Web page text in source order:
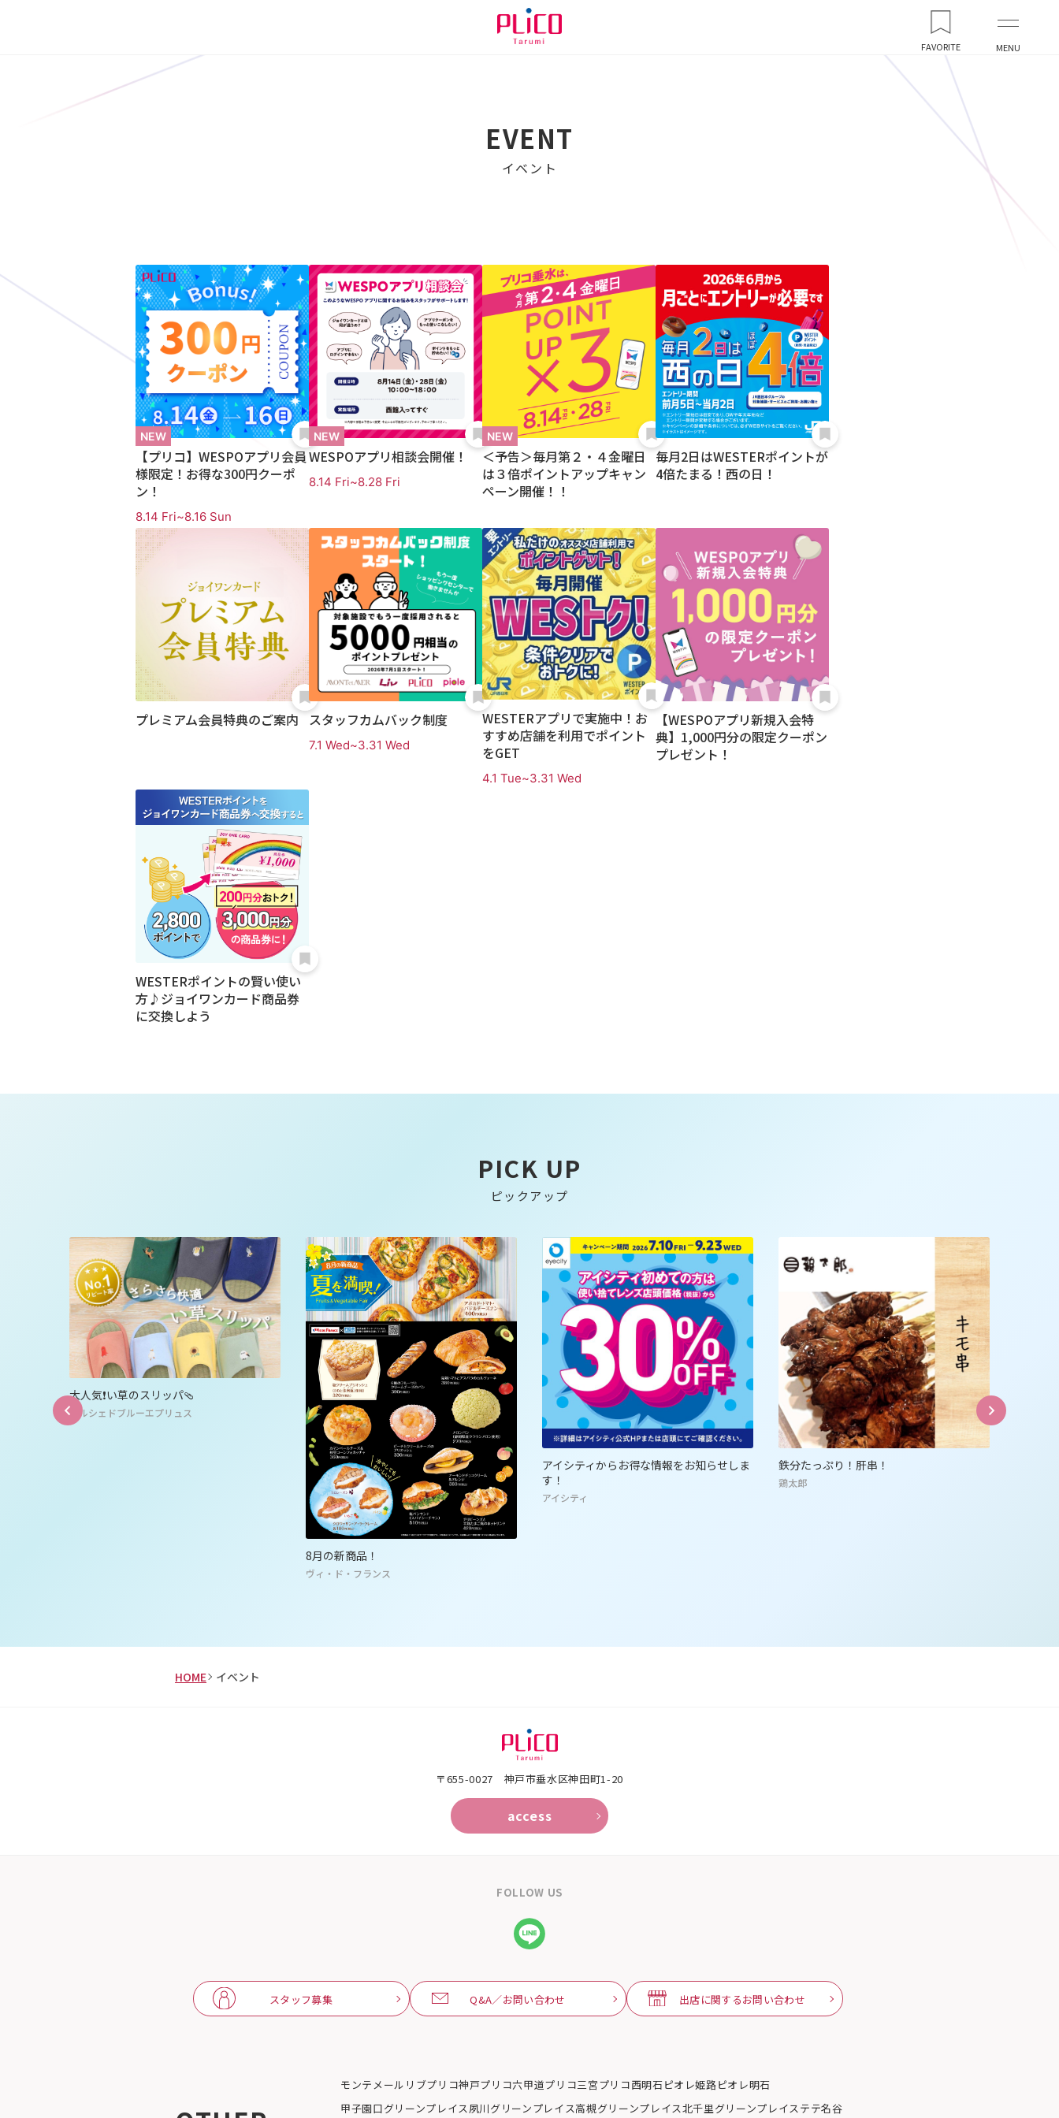
FAVORITE MENU
EVENT
イベント
【プリコ】WESPOアプリ会員
様限定！お得な300円クーポ
ン！
8.14 Fri~8.16 Sun
WESPOアプリ相談会開催！
8.14 Fri~8.28 Fri
＜予告＞毎月第２・４金曜日
は３倍ポイントアップキャン
ペーン開催！！
毎月2日はWESTERポイントが
4倍たまる！西の日！
プレミアム会員特典のご案内 スタッフカムバック制度
7.1 Wed~3.31 Wed
WESTERアプリで実施中！お
すすめ店舗を利用でポイント
をGET
4.1 Tue~3.31 Wed
【WESPOアプリ新規入会特
典】1,000円分の限定クーポン
プレゼント！
WESTERポイントの賢い使い
方♪ジョイワンカード商品券
に交換しよう
PICK UP
ピックアップ
大人気❗️い草のスリッパ🩴
マルシェドブルーエプリュス
8月の新商品！
ヴィ・ド・フランス
アイシティからお得な情報をお知らせしま
す！
アイシティ
鉄分たっぷり！肝串！
鶏太郎
HOME イベント
〒655-0027 神戸市垂水区神田町1-20
access
FOLLOW US
スタッフ募集 Q&A／お問い合わせ 出店に関するお問い合わせ
モンテメール リブプリコ神戸プリコ六甲道プリコ三宮プリコ西明石ピオレ姫路ピオレ明石
甲子園口グリーンプレイス 夙川グリーンプレイス高槻グリーンプレイス北千里グリーンプレイス テテ名谷